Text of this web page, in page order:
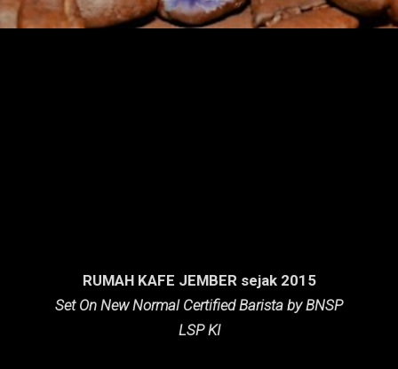
n
g
RUMAH KAFE JEMBER sejak 2015
Set On New Normal Certified Barista by BNSP
LSP KI